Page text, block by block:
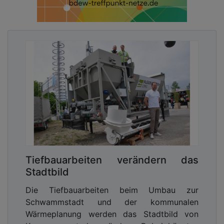
Link zur kostenlosen PDF Ausgabe der
Kommunalwirtschaft!
Für die Stadt Nantes ist die Ecole Alice Milliat ein
Paradebeispiel für die Schule von morgen. Mit
ihren spielerisch gestalteten, asphaltfreien
Innenhöfen mit Rasenflächen und Holzspanböden
sowie den vielfältig nutzbaren Außenbereichen
gibt sich die Schule kindgerecht und
inklusionsfördernd.
Biobasierte und demontierbare Baustoffe
Die Holzelementbauweise mit ihren vorgefertigten
Wand- und Deckenelementen erlaubte eine schnell
umsetzbare Bauproduktion, die kurze Bauzeiten
garantiert und die Lärmbelästigung durch die
Baustelle reduziert. Die Struktur besteht aus einer
gemischten Metall- und Holzkonstruktion mit
Tiefbauarbeiten verändern das
Stadtbild
Die Tiefbauarbeiten beim Umbau zur
Schwammstadt und der kommunalen
Wärmeplanung werden das Stadtbild von